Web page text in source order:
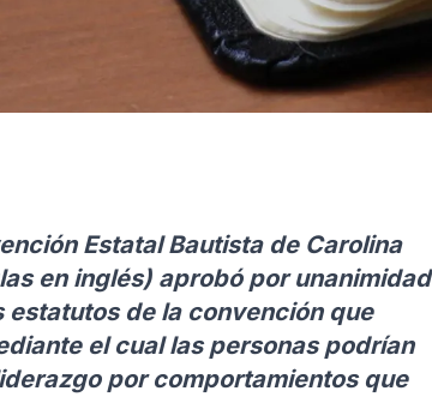
Estatal Bautista de Carolina
en inglés) aprobó por unanimidad
de la convención que
el cual las personas podrían
por comportamientos que